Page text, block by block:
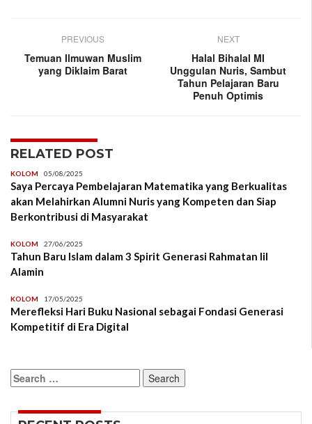
PREVIOUS
Temuan Ilmuwan Muslim
yang Diklaim Barat
NEXT
Halal Bihalal MI
Unggulan Nuris, Sambut
Tahun Pelajaran Baru
Penuh Optimis
RELATED POST
KOLOM 05/08/2025
Saya Percaya Pembelajaran Matematika yang Berkualitas
akan Melahirkan Alumni Nuris yang Kompeten dan Siap
Berkontribusi di Masyarakat
KOLOM 27/06/2025
Tahun Baru Islam dalam 3 Spirit Generasi Rahmatan lil
Alamin
KOLOM 17/05/2025
Merefleksi Hari Buku Nasional sebagai Fondasi Generasi
Kompetitif di Era Digital
Search
for: